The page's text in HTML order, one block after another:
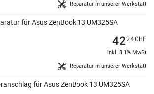
Reparatur in unserer Werkstatt
für Asus ZenBook 13 UM325SA
Reparatur in unserer Werkstatt
4224CHF
inkl. 8.1% MwSt
für Asus ZenBook 13 UM325SA